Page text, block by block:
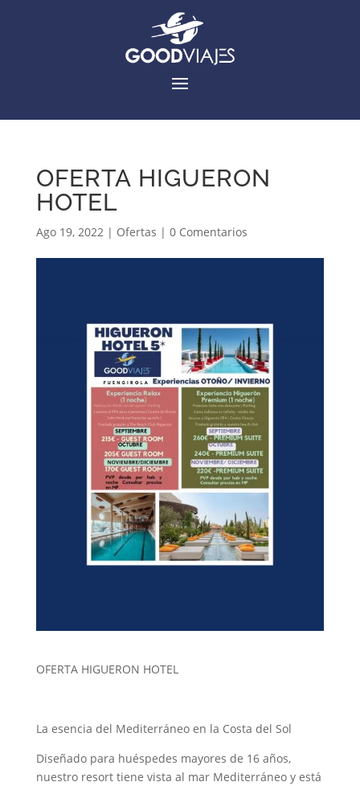
OFERTA HIGUERON
HOTEL
Ago 19, 2022| Ofertas | 0 Comentarios
OFERTA HIGUERON HOTEL
La esencia del Mediterráneo en la Costa del Sol
Diseñado para huéspedes mayores de 16 años,
nuestro resort tiene vista al mar Mediterráneo y está